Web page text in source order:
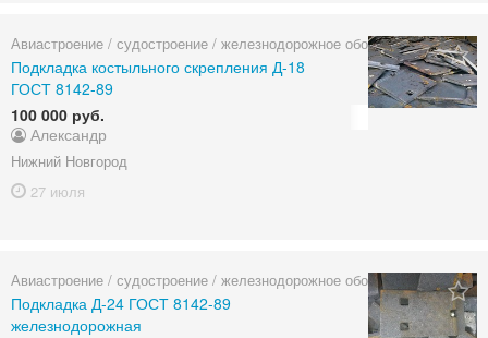
Авиастроение / судостроение / железнодорожное оборудование
Подкладка костыльного скрепления Д-18
ГОСТ 8142-89
100 000 руб.
Александр
Нижний Новгород
27 июля
Авиастроение / судостроение / железнодорожное оборудование
Подкладка Д-24 ГОСТ 8142-89
железнодорожная